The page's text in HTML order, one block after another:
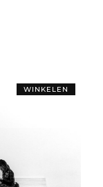
WINKELEN